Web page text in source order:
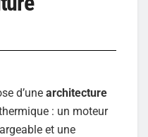
d’une architecture
: un moteur
et une